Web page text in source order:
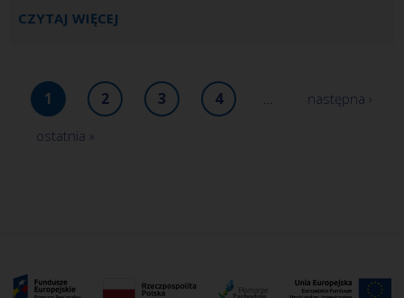
CZYTAJ WIĘCEJ
1 2 3 4 … następna ›
ostatnia »